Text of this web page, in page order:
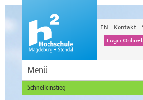
EN Kontakt
Login
Menü
Schnelleinstieg